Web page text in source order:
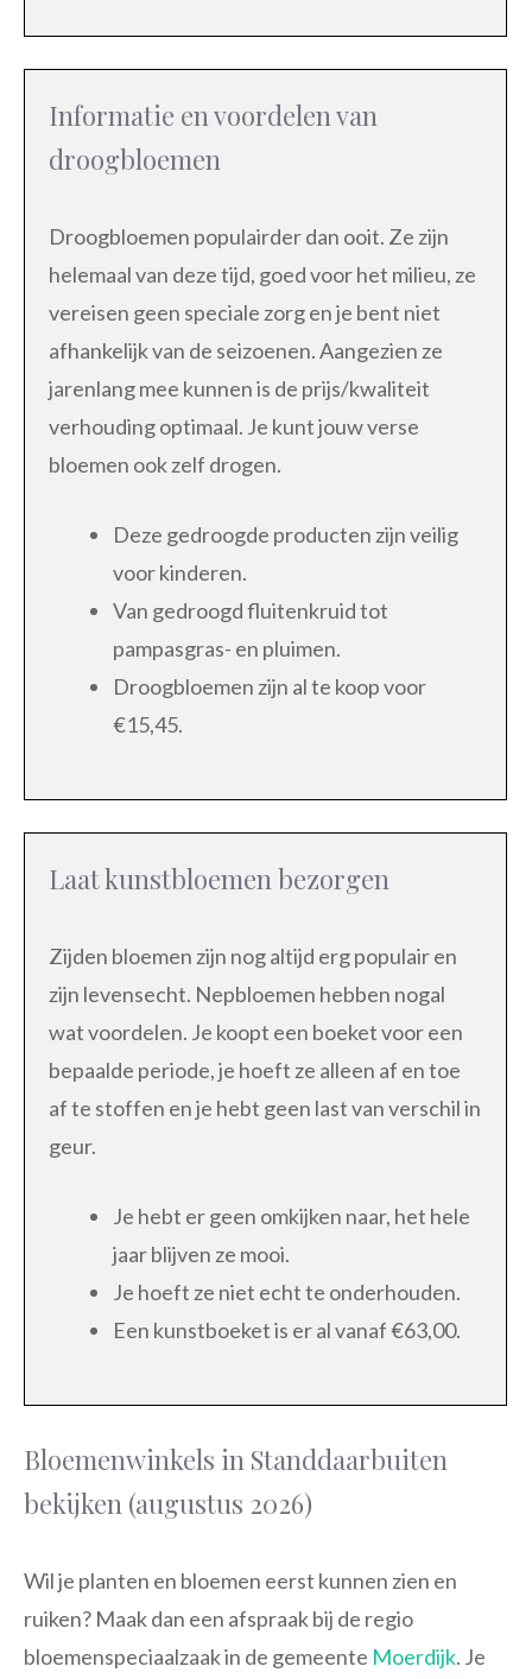
Informatie en voordelen van
droogbloemen
Droogbloemen populairder dan ooit. Ze zijn
helemaal van deze tijd, goed voor het milieu, ze
vereisen geen speciale zorg en je bent niet
afhankelijk van de seizoenen. Aangezien ze
jarenlang mee kunnen is de prijs/kwaliteit
verhouding optimaal. Je kunt jouw verse
bloemen ook zelf drogen.
Deze gedroogde producten zijn veilig
voor kinderen.
Van gedroogd fluitenkruid tot
pampasgras- en pluimen.
Droogbloemen zijn al te koop voor
€15,45.
Laat kunstbloemen bezorgen
Zijden bloemen zijn nog altijd erg populair en
zijn levensecht. Nepbloemen hebben nogal
wat voordelen. Je koopt een boeket voor een
bepaalde periode, je hoeft ze alleen af en toe
af te stoffen en je hebt geen last van verschil in
geur.
Je hebt er geen omkijken naar, het hele
jaar blijven ze mooi.
Je hoeft ze niet echt te onderhouden.
Een kunstboeket is er al vanaf €63,00.
Bloemenwinkels in Standdaarbuiten
bekijken (augustus 2026)
Wil je planten en bloemen eerst kunnen zien en
ruiken? Maak dan een afspraak bij de regio
bloemenspeciaalzaak in de gemeente Moerdijk. Je